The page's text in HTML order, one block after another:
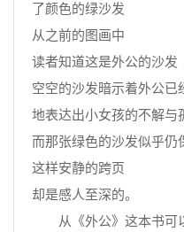
了颜色的绿沙发
从之前的图画中
读者知道这是外公的沙发
空空的沙发暗示着外公已
地表达出小女孩的不解与
而那张绿色的沙发似乎仍
这样安静的跨页
却是感人至深的。
从《外公》这本书可